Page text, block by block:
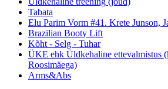
Tabata
Elu Parim Vorm #41. Krete Junson,
Brazilian Booty Lift
Kõht - Selg - Tuhar
ÜKE ehk Üldkehaline ettevalmistus
Roosimäega)
Arms&Abs